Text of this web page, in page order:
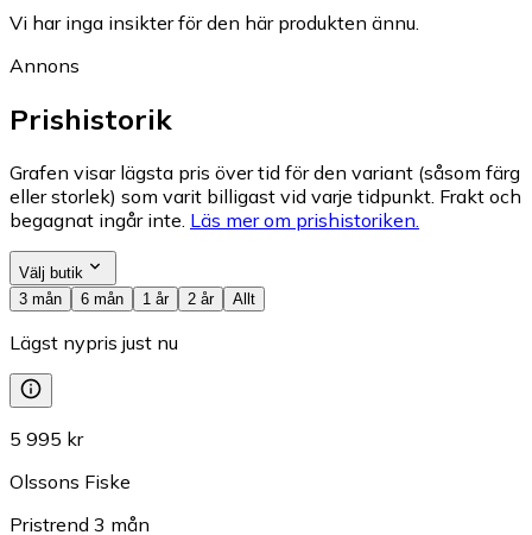
Vi har inga insikter för den här produkten ännu.
Annons
Prishistorik
Grafen visar lägsta pris över tid för den variant (såsom färg
eller storlek) som varit billigast vid varje tidpunkt. Frakt och
begagnat ingår inte. Läs mer om prishistoriken.
Välj butik
3 mån
6 mån 1 år 2 år Allt
Lägst nypris just nu
5 995 kr
Olssons Fiske
Pristrend 3 mån